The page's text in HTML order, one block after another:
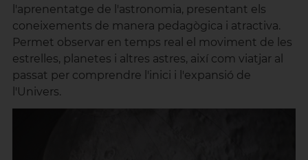
l'aprenentatge de l'astronomia, presentant els
coneixements de manera pedagògica i atractiva.
Permet observar en temps real el moviment de les
estrelles, planetes i altres astres, així com viatjar al
passat per comprendre l'inici i l'expansió de
l'Univers.